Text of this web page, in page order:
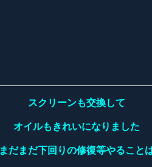
スクリーンも交換して
オイルもきれいになりました
まだまだ下回りの修復等やること